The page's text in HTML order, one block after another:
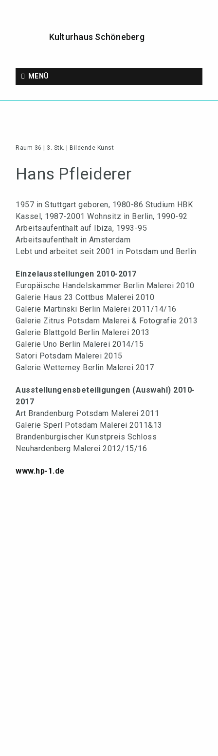
Kulturhaus Schöneberg
MENÜ
Raum 36 | 3. Stk. | Bildende Kunst
Hans Pfleiderer
1957 in Stuttgart geboren, 1980-86 Studium HBK
Kassel, 1987-2001 Wohnsitz in Berlin, 1990-92
Arbeitsaufenthalt auf Ibiza, 1993-95
Arbeitsaufenthalt in Amsterdam
Lebt und arbeitet seit 2001 in Potsdam und Berlin
Einzelausstellungen 2010-2017
Europäische Handelskammer Berlin Malerei 2010
Galerie Haus 23 Cottbus Malerei 2010
Galerie Martinski Berlin Malerei 2011/14/16
Galerie Zitrus Potsdam Malerei & Fotografie 2013
Galerie Blattgold Berlin Malerei 2013
Galerie Uno Berlin Malerei 2014/15
Satori Potsdam Malerei 2015
Galerie Wetterney Berlin Malerei 2017
Ausstellungensbeteiligungen (Auswahl) 2010-
2017
Art Brandenburg Potsdam Malerei 2011
Galerie Sperl Potsdam Malerei 2011&13
Brandenburgischer Kunstpreis Schloss
Neuhardenberg Malerei 2012/15/16
www.hp-1.de